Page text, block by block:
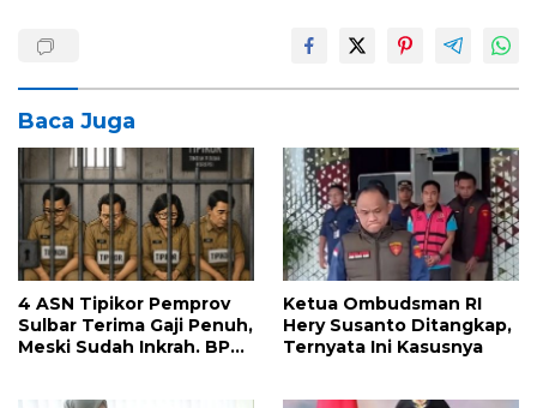
Baca Juga
4 ASN Tipikor Pemprov
Sulbar Terima Gaji Penuh,
Meski Sudah Inkrah. BPK
Ketua Ombudsman RI
Hery Susanto Ditangkap,
Ternyata Ini Kasusnya